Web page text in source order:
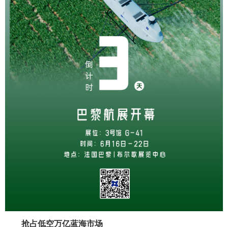
抢占低空万亿蓝海市场